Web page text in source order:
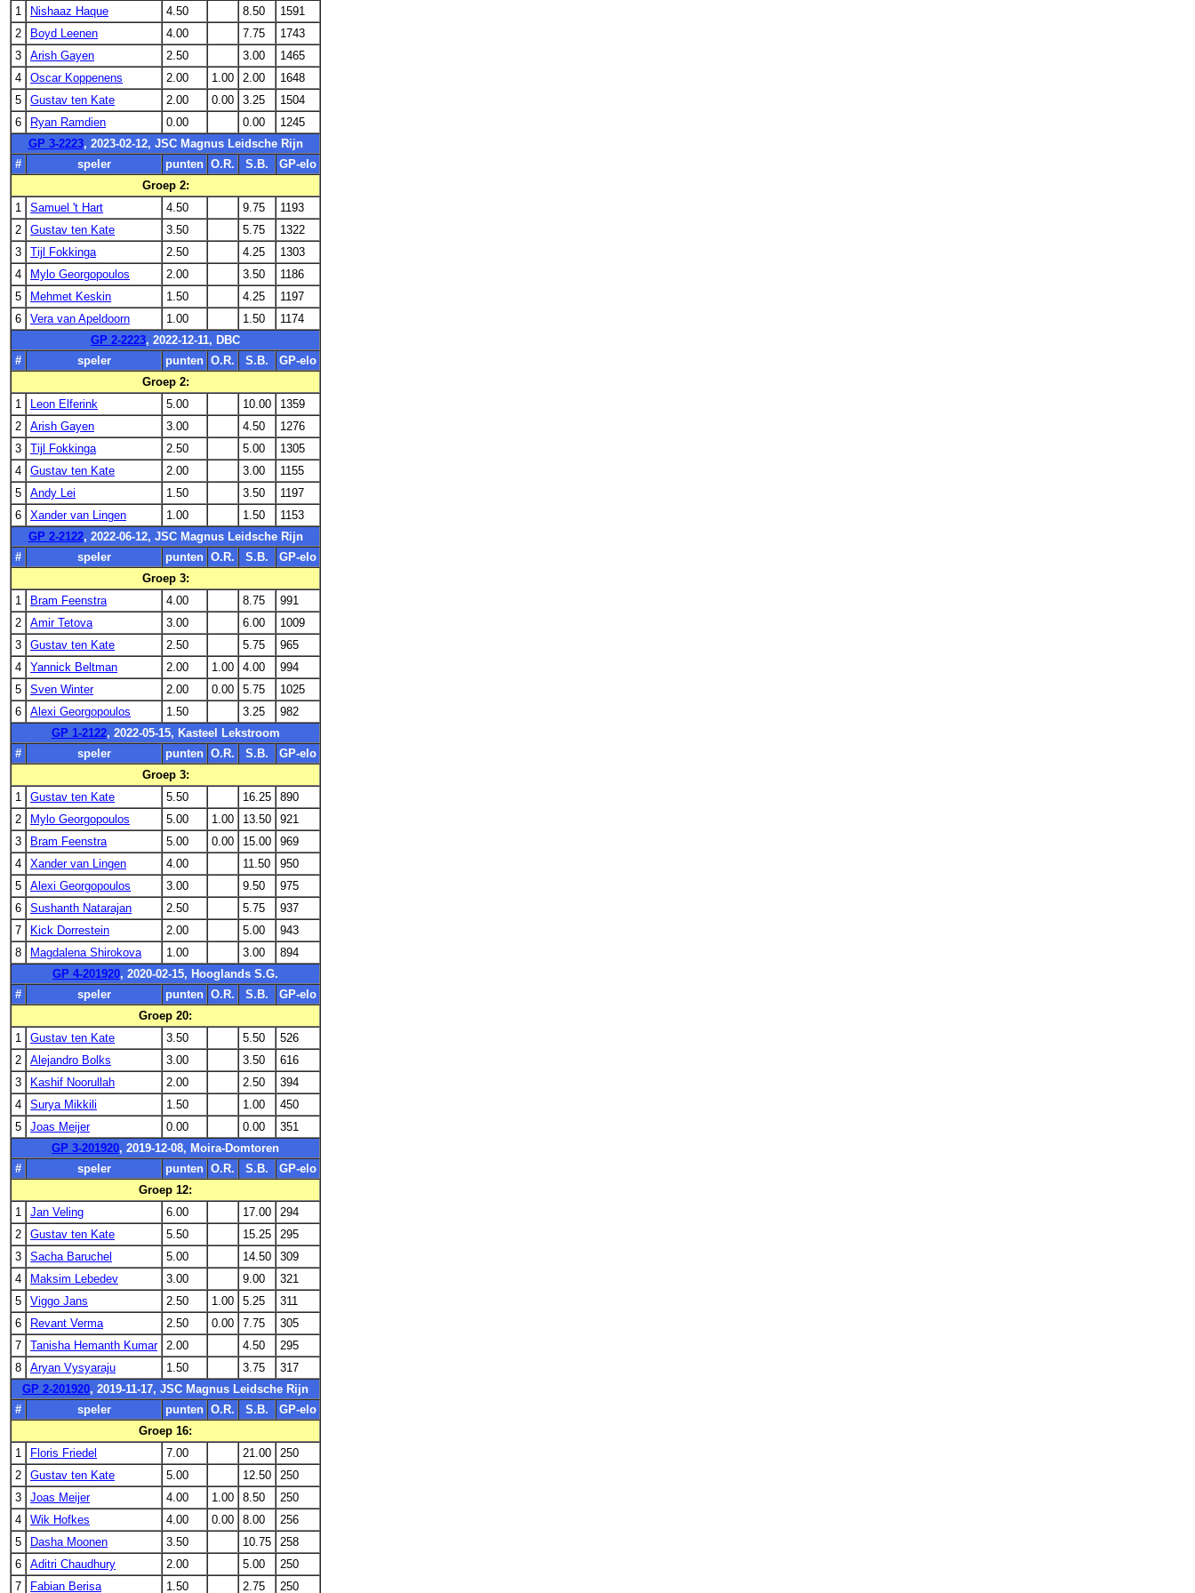
1
Nishaaz Haque 4.50 8.50
1591
2
Boyd Leenen 4.00 7.75
1743
3
Arish Gayen 2.50 3.00
1465
4
Oscar Koppenens 2.00 1.00 2.00
1648
5
Gustav ten Kate 2.00 0.00 3.25
1504
6
Ryan Ramdien 0.00 0.00
1245
GP 3-2223, 2023-02-12, JSC Magnus Leidsche Rijn
#
speler punten O.R. S.B.
GP-elo
Groep 2:
1
Samuel 't Hart 4.50 9.75
1193
2
Gustav ten Kate 3.50 5.75
1322
3
Tijl Fokkinga 2.50 4.25
1303
4
Mylo Georgopoulos 2.00 3.50
1186
5
Mehmet Keskin 1.50 4.25
1197
6
Vera van Apeldoorn 1.00 1.50
1174
GP 2-2223, 2022-12-11, DBC
#
speler punten O.R. S.B.
GP-elo
Groep 2:
1
Leon Elferink 5.00 10.00
1359
2
Arish Gayen 3.00 4.50
1276
3
Tijl Fokkinga 2.50 5.00
1305
4
Gustav ten Kate 2.00 3.00
1155
5
Andy Lei 1.50 3.50
1197
6
Xander van Lingen 1.00 1.50
1153
GP 2-2122, 2022-06-12, JSC Magnus Leidsche Rijn
#
speler punten O.R. S.B.
GP-elo
Groep 3:
1
Bram Feenstra 4.00 8.75
991
2
Amir Tetova 3.00 6.00
1009
3
Gustav ten Kate 2.50 5.75
965
4
Yannick Beltman 2.00 1.00 4.00
994
5
Sven Winter 2.00 0.00 5.75
1025
6
Alexi Georgopoulos 1.50 3.25
982
GP 1-2122, 2022-05-15, Kasteel Lekstroom
#
speler punten O.R. S.B.
GP-elo
Groep 3:
1
Gustav ten Kate 5.50 16.25
890
2
Mylo Georgopoulos 5.00 1.00 13.50
921
3
Bram Feenstra 5.00 0.00 15.00
969
4
Xander van Lingen 4.00 11.50
950
5
Alexi Georgopoulos 3.00 9.50
975
6
Sushanth Natarajan 2.50 5.75
937
7
Kick Dorrestein 2.00 5.00
943
8
Magdalena Shirokova 1.00 3.00
894
GP 4-201920, 2020-02-15, Hooglands S.G.
#
speler punten O.R. S.B.
GP-elo
Groep 20:
1
Gustav ten Kate 3.50 5.50
526
2
Alejandro Bolks 3.00 3.50
616
3
Kashif Noorullah 2.00 2.50
394
4
Surya Mikkili 1.50 1.00
450
5
Joas Meijer 0.00 0.00
351
GP 3-201920, 2019-12-08, Moira-Domtoren
#
speler punten O.R. S.B.
GP-elo
Groep 12:
1
Jan Veling 6.00 17.00
294
2
Gustav ten Kate 5.50 15.25
295
3
Sacha Baruchel 5.00 14.50
309
4
Maksim Lebedev 3.00 9.00
321
5
Viggo Jans 2.50 1.00 5.25
311
6
Revant Verma 2.50 0.00 7.75
305
7
Tanisha Hemanth Kumar 2.00 4.50
295
8
Aryan Vysyaraju 1.50 3.75
317
GP 2-201920, 2019-11-17, JSC Magnus Leidsche Rijn
#
speler punten O.R. S.B.
GP-elo
Groep 16:
1
Floris Friedel 7.00 21.00
250
2
Gustav ten Kate 5.00 12.50
250
3
Joas Meijer 4.00 1.00 8.50
250
4
Wik Hofkes 4.00 0.00 8.00
256
5
Dasha Moonen 3.50 10.75
258
6
Aditri Chaudhury 2.00 5.00
250
7
Fabian Berisa 1.50 2.75 250